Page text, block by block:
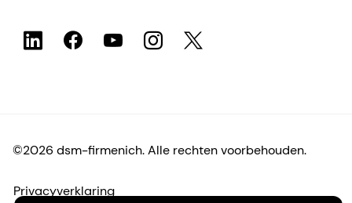
©2026 dsm-firmenich. Alle rechten voorbehouden.
Privacyverklaring